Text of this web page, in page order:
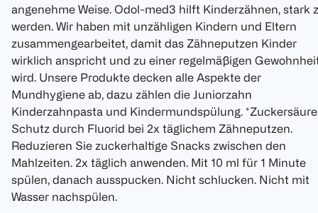
angenehme Weise. Odol-med3 hilft Kinderzähnen, stark
werden. Wir haben mit unzähligen Kindern und Eltern
zusammengearbeitet, damit das Zähneputzen Kinder
wirklich anspricht und zu einer regelmäßigen
wird. Unsere Produkte decken alle Aspekte der
Mundhygiene ab, dazu zählen die Juniorzahn
Kinderzahnpasta und Kindermundspülung.
Schutz durch Fluorid bei 2x täglichem Zähneputzen.
Reduzieren Sie zuckerhaltige Snacks zwischen den
Mahlzeiten. 2x täglich anwenden. Mit 10 ml für 1 Minute
spülen, danach ausspucken. Nicht schlucken. Nicht mit
Wasser nachspülen.